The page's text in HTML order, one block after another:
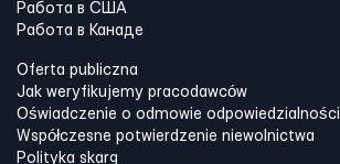
Работа в США
Работа в Канадe
Oferta publiczna
Jak weryfikujemy pracodawców
Oświadczenie o odmowie odpowiedzialności
Współczesne potwierdzenie niewolnictwa
Polityka skarg